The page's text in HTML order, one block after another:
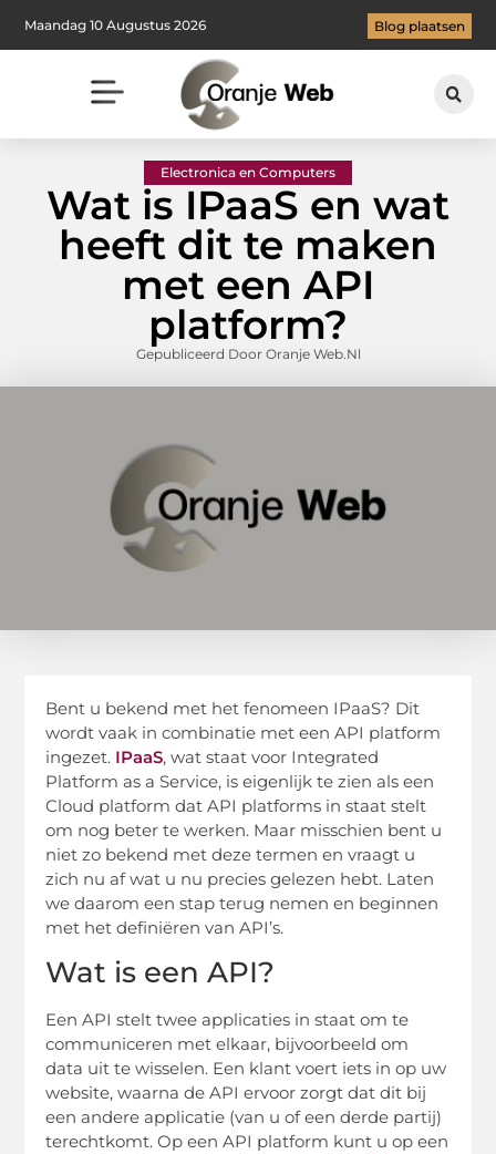
Maandag 10 Augustus 2026 Blog plaatsen
Electronica en Computers
Wat is IPaaS en wat
heeft dit te maken
met een API
platform?
Gepubliceerd Door Oranje Web.nl
Bent u bekend met het fenomeen IPaaS? Dit
wordt vaak in combinatie met een API platform
ingezet. IPaaS, wat staat voor Integrated
Platform as a Service, is eigenlijk te zien als een
Cloud platform dat API platforms in staat stelt
om nog beter te werken. Maar misschien bent u
niet zo bekend met deze termen en vraagt u
zich nu af wat u nu precies gelezen hebt. Laten
we daarom een stap terug nemen en beginnen
met het definiëren van API’s.
Wat is een API?
Een API stelt twee applicaties in staat om te
communiceren met elkaar, bijvoorbeeld om
data uit te wisselen. Een klant voert iets in op uw
website, waarna de API ervoor zorgt dat dit bij
een andere applicatie (van u of een derde partij)
terechtkomt. Op een API platform kunt u op een